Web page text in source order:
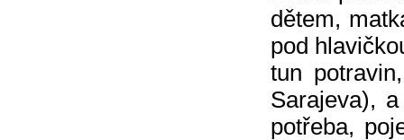
dětem,
pod
tun
Sarajeva),
potřeba,